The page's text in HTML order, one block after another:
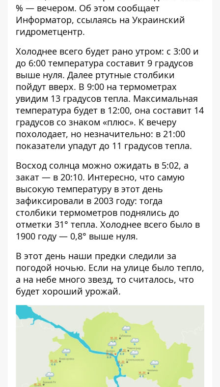
% — вечером. Об этом сообщает
Информатор, ссылаясь на Украинский
гидрометцентр.
Холоднее всего будет рано утром: с 3:00 и
до 6:00 температура составит 9 градусов
выше нуля. Далее ртутные столбики
пойдут вверх. В 9:00 на термометрах
увидим 13 градусов тепла. Максимальная
температура будет в 12:00, она составит 14
градусов со знаком «плюс». К вечеру
похолодает, но незначительно: в 21:00
показатели упадут до 11 градусов тепла.
Восход солнца можно ожидать в 5:02, а
закат — в 20:10. Интересно, что самую
высокую температуру в этот день
зафиксировали в 2003 году: тогда
столбики термометров поднялись до
отметки 31° тепла. Холоднее всего было в
1900 году — 0,8° выше нуля.
В этот день наши предки следили за
погодой ночью. Если на улице было тепло,
а на небе много звезд, то считалось, что
будет хороший урожай.